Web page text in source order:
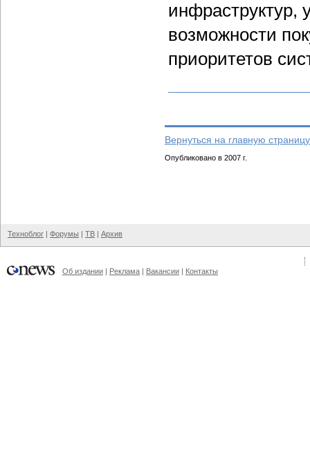
инфраструктур,
возможности
приоритетов
Вернуться на главную
Опубликовано в 2007 г.
Техноблог | Форумы | ТВ | Архив
Об издании | Реклама | Вакансии | Контакты